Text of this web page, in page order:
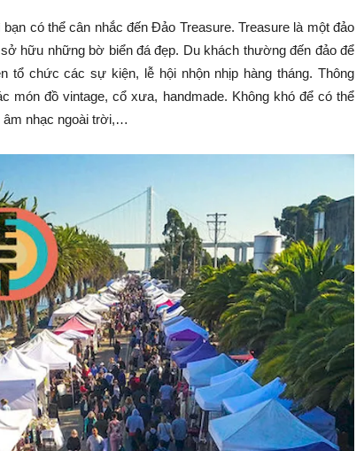
có thể cân nhắc đến Đảo Treasure. Treasure là một đảo
hữu những bờ biển đá đẹp. Du khách thường đến đảo để
chức các sự kiện, lễ hội nhộn nhịp hàng tháng. Thông
món đồ vintage, cổ xưa, handmade. Không khó để có thể
âm nhạc ngoài trời,…